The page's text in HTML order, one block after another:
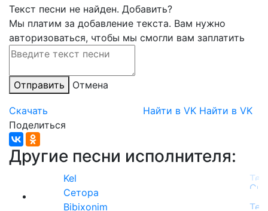
Текст песни не найден. Добавить?
Мы платим за добавление текста. Вам нужно
авторизоваться, чтобы мы смогли вам заплатить
Отправить Отмена
Скачать Найти в VK Найти в VK
Поделиться
Другие песни исполнителя:
Kel
Сетора
Bibixonim